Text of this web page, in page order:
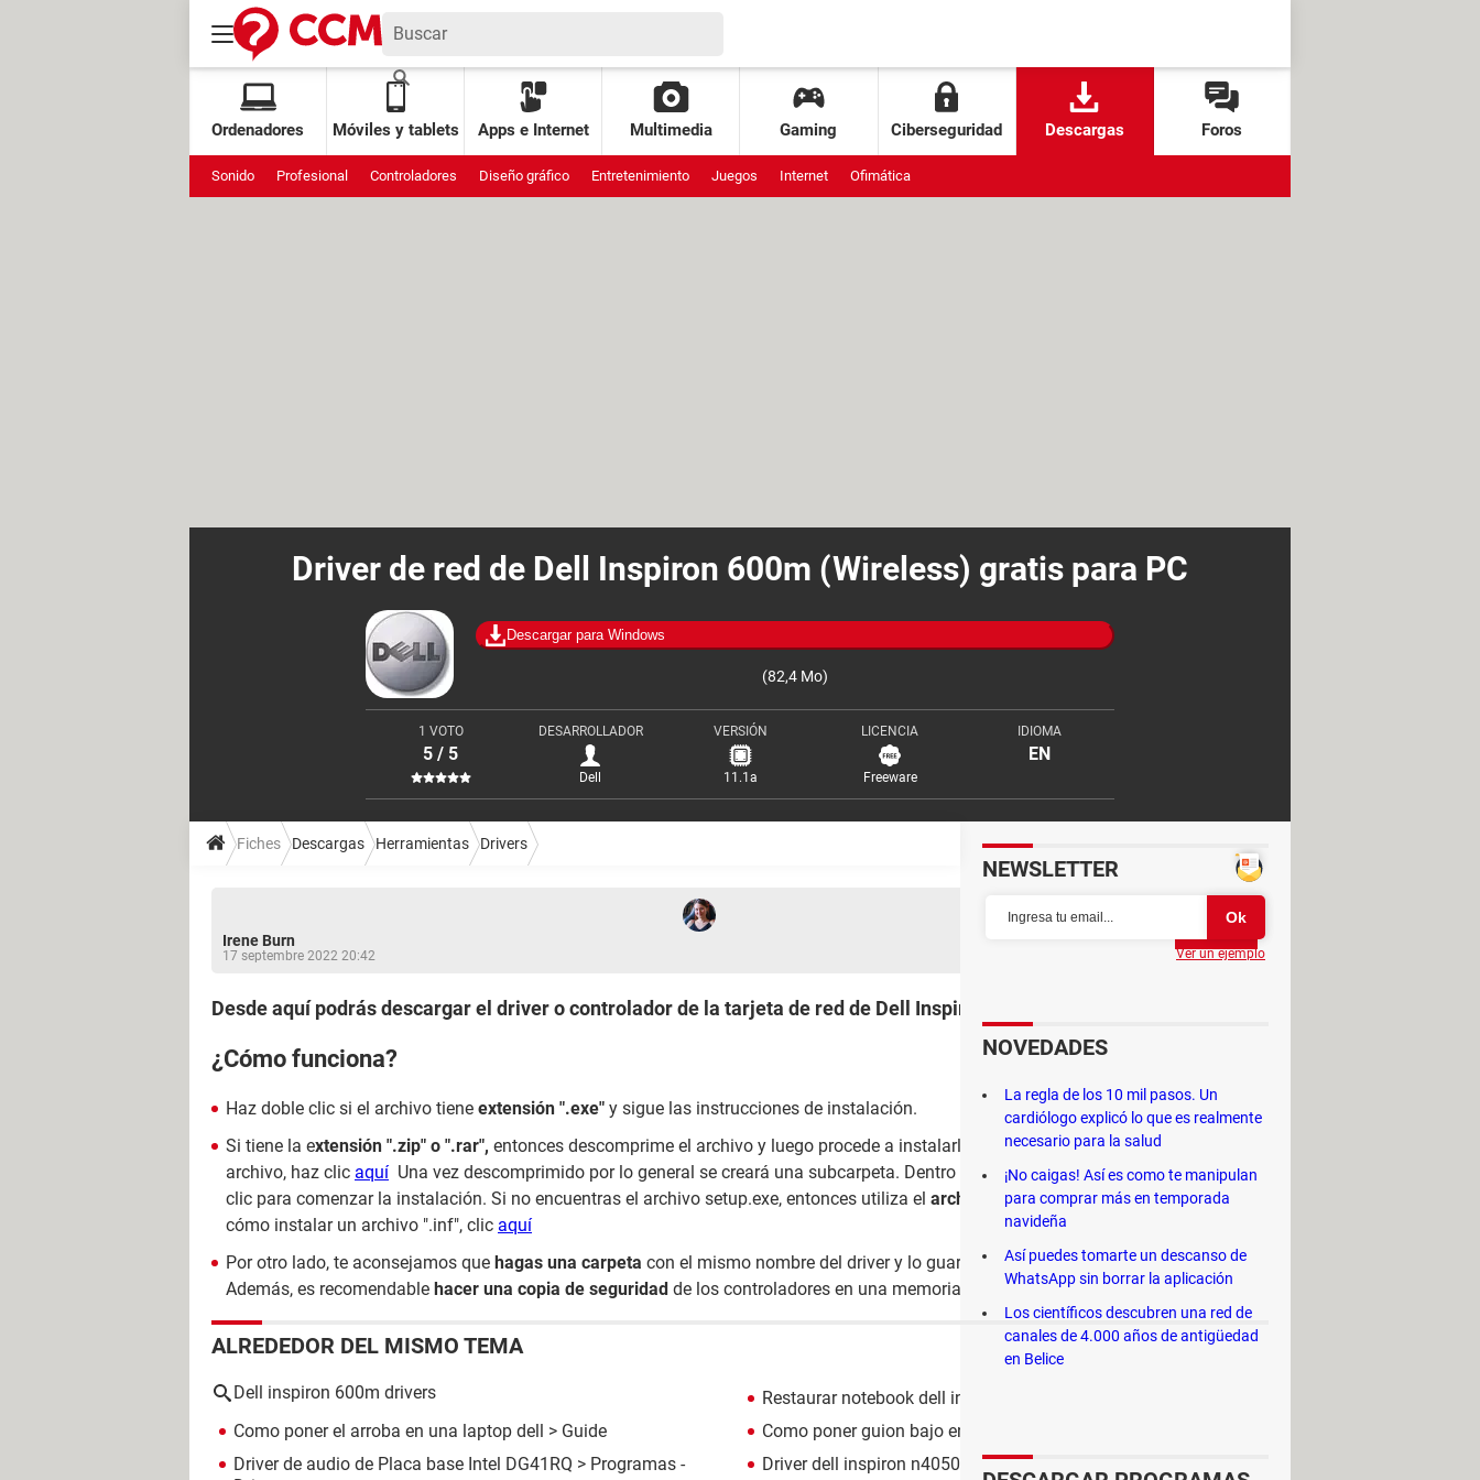
Ordenadores Móviles y tablets Apps e Internet Multimedia Gaming Ciberseguridad Descargas Foros
Sonido Profesional Controladores Diseño gráfico Entretenimiento Juegos Internet Ofimática
Driver de red de Dell Inspiron 600m (Wireless) gratis para PC
Descargar para Windows
(82,4 Mo)
1 VOTO
5 / 5
DESARROLLADOR
Dell
VERSIÓN
11.1a
LICENCIA
Freeware
IDIOMA
EN
Fiches Descargas Herramientas Drivers
Irene Burn
17 septembre 2022 20:42
Partager
Desde aquí podrás descargar el driver o controlador de la tarjeta de red de Dell Inspiron 600m para Windows XP/2000.
¿Cómo funciona?
Haz doble clic si el archivo tiene extensión ".exe" y sigue las instrucciones de instalación.
Si tiene la extensión ".zip" o ".rar", entonces descomprime el archivo y luego procede a instalarlo. Para saber cómo se descomprime un
archivo, haz clic aquí Una vez descomprimido por lo general se creará una subcarpeta. Dentro busca el archivosetup.exey haz doble
clic para comenzar la instalación. Si no encuentras el archivo setup.exe, entonces utiliza el archivo con extensión ".inf". Para saber
cómo instalar un archivo ".inf", clic aquí
Por otro lado, te aconsejamos que hagas una carpeta con el mismo nombre del driver y lo guardes allí paratenerlo siempre ubicado
Además, es recomendable hacer una copia de seguridad de los controladores en una memoria USB (crea una carpeta y cópialos).
ALREDEDOR DEL MISMO TEMA
Dell inspiron 600m drivers Restaurar notebook dell inspiron fabrica
Como poner el arroba en una laptop dell > Guide Como poner guion bajo en laptop dell
Driver de audio de Placa base Intel DG41RQ > Programas -
Driver dell inspiron n4050 > Programas - Drivers
NEWSLETTER
Ver un ejemplo
NOVEDADES
La regla de los 10 mil pasos. Un
cardiólogo explicó lo que es realmente
necesario para la salud
¡No caigas! Así es como te manipulan
para comprar más en temporada
navideña
Así puedes tomarte un descanso de
WhatsApp sin borrar la aplicación
Los científicos descubren una red de
canales de 4.000 años de antigüedad
en Belice